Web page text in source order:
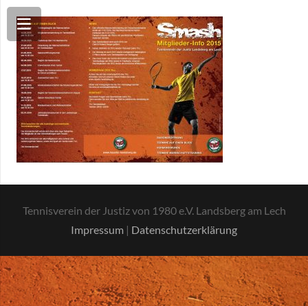
Tennisverein der Justiz von 1980 e.V. Landsberg am Lech
Impressum | Datenschutzerklärung